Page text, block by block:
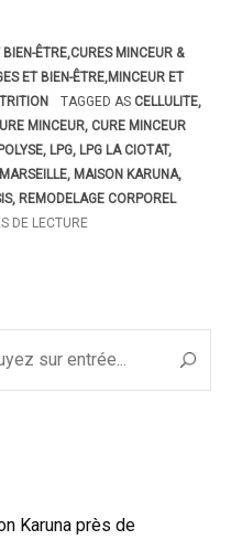
ÊTRE,CURES MINCEUR &
ET BIEN-ÊTRE,MINCEUR ET
TAGGED AS CELLULITE,
MINCEUR, CURE MINCEUR
, LPG, LPG LA CIOTAT,
, MAISON KARUNA,
, REMODELAGE CORPOREL
DE LECTURE
Karuna près de